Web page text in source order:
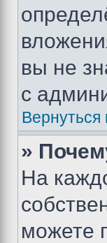
вы не
с
Вернуться
»
На
можете